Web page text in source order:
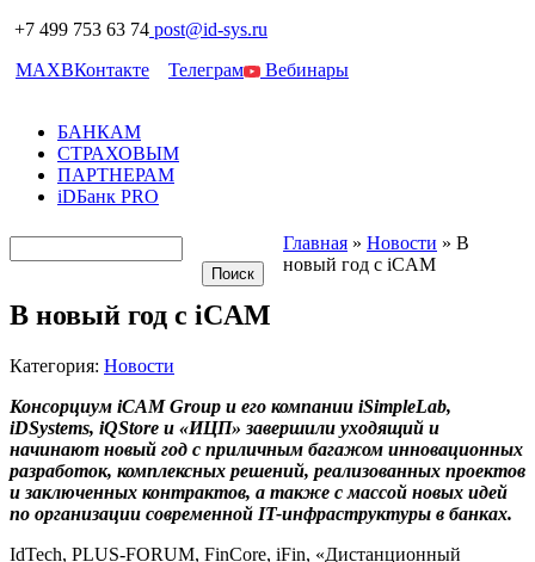
+7 499 753 63 74 post@id-sys.ru
MAXВКонтакте Телеграм Вебинары
БАНКАМ
СТРАХОВЫМ
ПАРТНЕРАМ
iDБанк PRO
Главная » Новости » В
новый год с iCAM
В новый год с iCAM
Категория: Новости
Консорциум iCAMGroup и его компании iSimpleLab,
iDSystems, iQStore и «ИЦП» завершили уходящий и
начинают новый год с приличным багажом инновационных
разработок, комплексных решений, реализованных проектов
и заключенных контрактов, а также с массой новых идей
по организации современной IT-инфраструктуры в банках.
IdTech, PLUS-FORUM, FinCore, iFin, «Дистанционный